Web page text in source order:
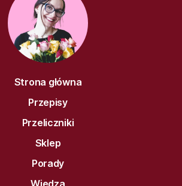
Strona główna
Przepisy
Przeliczniki
Sklep
Porady
Wiedza